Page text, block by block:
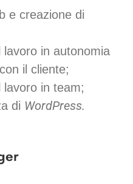
e creazione di
lavoro in autonomia
il cliente;
lavoro in team;
di WordPress.